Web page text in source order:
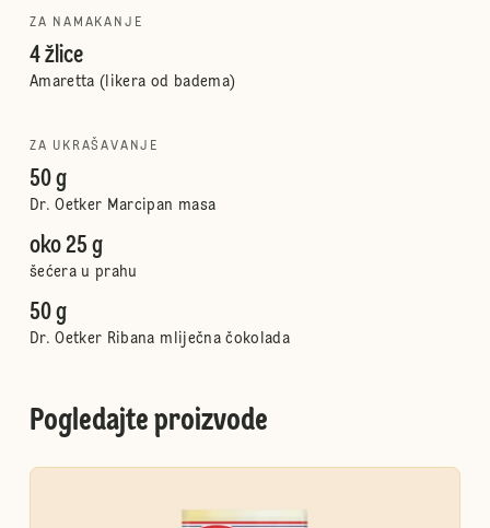
ZA NAMAKANJE
4 žlice
Amaretta (likera od badema)
ZA UKRAŠAVANJE
50 g
Dr. Oetker Marcipan masa
oko 25 g
šećera u prahu
50 g
Dr. Oetker Ribana mliječna čokolada
Pogledajte proizvode